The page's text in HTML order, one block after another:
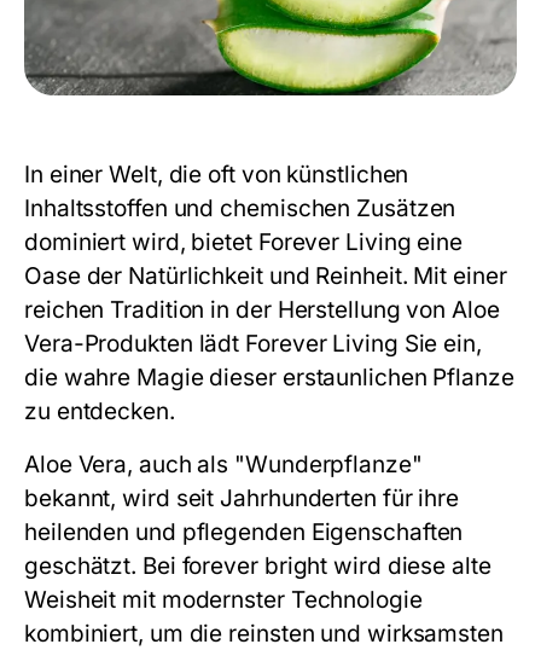
In einer Welt, die oft von künstlichen
Inhaltsstoffen und chemischen Zusätzen
dominiert wird, bietet Forever Living eine
Oase der Natürlichkeit und Reinheit. Mit einer
reichen Tradition in der Herstellung von Aloe
Vera-Produkten lädt Forever Living Sie ein,
die wahre Magie dieser erstaunlichen Pflanze
zu entdecken.
Aloe Vera, auch als "Wunderpflanze"
bekannt, wird seit Jahrhunderten für ihre
heilenden und pflegenden Eigenschaften
geschätzt. Bei forever bright wird diese alte
Weisheit mit modernster Technologie
kombiniert, um die reinsten und wirksamsten